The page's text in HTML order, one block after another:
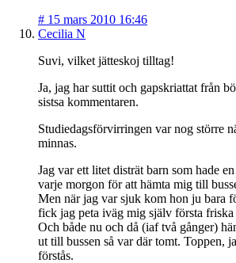
# 15 mars 2010 16:46
Cecilia N
Suvi, vilket jätteskoj tilltag!
Ja, jag har suttit och gapskriattat från
sistsa kommentaren.
Studiedagsförvirringen var nog större
minnas.
Jag var ett litet disträt barn som hade
varje morgon för att hämta mig till
Men när jag var sjuk kom hon ju bara
fick jag peta iväg mig själv första friska
Och både nu och då (iaf två gånger)
ut till bussen så var där tomt. Toppen,
förstås.